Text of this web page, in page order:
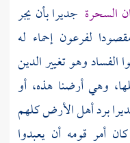
السحرة جديرا بأن يجر
لفرعون إحماء له
الفساد وهو تغيير الدين
وهي أرضنا هذه، أو
برد أهل الأرض كلهم
أمر قومه أن يعبدوا